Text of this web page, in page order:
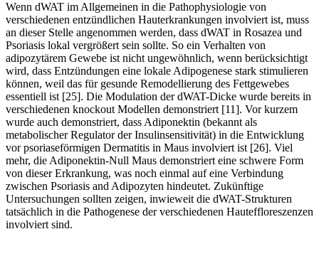
Wenn dWAT im Allgemeinen in die Pathophysiologie von
verschiedenen entzündlichen Hauterkrankungen involviert ist, muss
an dieser Stelle angenommen werden, dass dWAT in Rosazea und
Psoriasis lokal vergrößert sein sollte. So ein Verhalten von
adipozytärem Gewebe ist nicht ungewöhnlich, wenn berücksichtigt
wird, dass Entzündungen eine lokale Adipogenese stark stimulieren
können, weil das für gesunde Remodellierung des Fettgewebes
essentiell ist [25]. Die Modulation der dWAT-Dicke wurde bereits in
verschiedenen knockout Modellen demonstriert [11]. Vor kurzem
wurde auch demonstriert, dass Adiponektin (bekannt als
metabolischer Regulator der Insulinsensitivität) in die Entwicklung
vor psoriaseförmigen Dermatitis in Maus involviert ist [26]. Viel
mehr, die Adiponektin-Null Maus demonstriert eine schwere Form
von dieser Erkrankung, was noch einmal auf eine Verbindung
zwischen Psoriasis and Adipozyten hindeutet. Zukünftige
Untersuchungen sollten zeigen, inwieweit die dWAT-Strukturen
tatsächlich in die Pathogenese der verschiedenen Hauteffloreszenzen
involviert sind.